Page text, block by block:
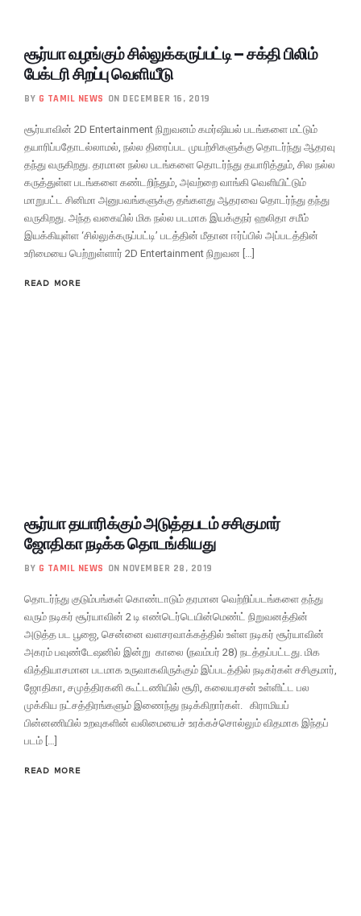
சூர்யா வழங்கும் சில்லுக்கருப்பட்டி – சக்தி பிலிம்
பேக்டரி சிறப்பு வெளியீடு
BY G TAMIL NEWS ON DECEMBER 16, 2019
சூர்யாவின் 2D Entertainment நிறுவனம் கமர்ஷியல் படங்களை மட்டும்
தயாரிப்பதோடல்லாமல், நல்ல திரைப்பட முயற்சிகளுக்கு தொடர்ந்து ஆதரவு
தந்து வருகிறது. தரமான நல்ல படங்களை தொடர்ந்து தயாரித்தும், சில நல்ல
கருத்துள்ள படங்களை கண்டறிந்தும், அவற்றை வாங்கி வெளியிட்டும்
மாறுபட்ட சினிமா அனுபவங்களுக்கு தங்களது ஆதரவை தொடர்ந்து தந்து
வருகிறது. அந்த வகையில் மிக நல்ல படமாக இயக்குநர் ஹலிதா சமீம்
இயக்கியுள்ள ‘சில்லுக்கருப்பட்டி’ படத்தின் மீதான ஈர்ப்பில் அப்படத்தின்
உரிமையை பெற்றுள்ளார் 2D Entertainment நிறுவன […]
READ MORE
சூர்யா தயாரிக்கும் அடுத்தபடம் சசிகுமார்
ஜோதிகா நடிக்க தொடங்கியது
BY G TAMIL NEWS ON NOVEMBER 28, 2019
தொடர்ந்து குடும்பங்கள் கொண்டாடும் தரமான வெற்றிப்படங்களை தந்து
வரும் நடிகர் சூர்யாவின் 2 டி எண்டெர்டெயின்மெண்ட் நிறுவனத்தின்
அடுத்த பட பூஜை, சென்னை வளசரவாக்கத்தில் உள்ள நடிகர் சூர்யாவின்
அகரம் பவுண்டேஷனில் இன்று காலை (நவம்பர் 28) நடத்தப்பட்டது. மிக
வித்தியாசமான படமாக உருவாகவிருக்கும் இப்படத்தில் நடிகர்கள் சசிகுமார்,
ஜோதிகா, சமுத்திரகனி கூட்டணியில் சூரி, கலையரசன் உள்ளிட்ட பல
முக்கிய நட்சத்திரங்களும் இணைந்து நடிக்கிறார்கள். கிராமியப்
பின்னணியில் உறவுகளின் வலிமையைச் உரக்கச்சொல்லும் விதமாக இந்தப்
படம் […]
READ MORE